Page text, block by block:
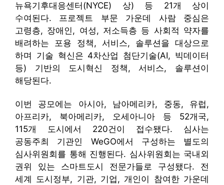
뉴욕기후대응센터(NYCE) 상) 등 21개 상이
수여된다. 프로젝트 부문 가운데 사람 중심은
고령층, 장애인, 여성, 저소득층 등 사회적 약자를
배려하는 포용 정책, 서비스, 솔루션을 대상으로
하며 기술 혁신은 4차산업 첨단기술(AI, 빅데이터
등) 기반의 도시혁신 정책, 서비스, 솔루션이
해당된다.
이번 공모에는 아시아, 남아메리카, 중동, 유럽,
아프리카, 북아메리카, 오세아니아 등 52개국,
115개 도시에서 220건이 접수됐다. 심사는
공동주최 기관인 WeGO에서 구성하는 별도의
심사위원회를 통해 진행된다. 심사위원회는 국내외
권위 있는 스마트도시 전문가들로 구성됐다. 전
세계 도시정부, 기관, 기업, 개인이 참여한 가운데